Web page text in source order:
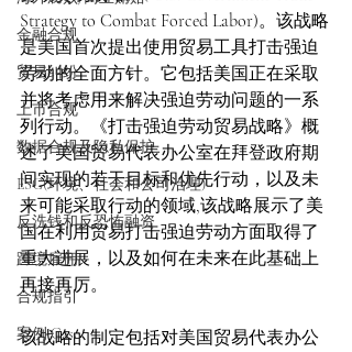
金融合规
贸易纠纷
上市合规
数据合规及隐私保护
ESG(环境、社会和公司治理)
反洗钱和反恐怖融资
跨境雇佣
合规指引
案例 Case
Strategy to Combat Forced Labor)。该战略
是美国首次提出使用贸易工具打击强迫
劳动的全面方针。它包括美国正在采取
并将考虑用来解决强迫劳动问题的一系
列行动。《打击强迫劳动贸易战略》概
述了美国贸易代表办公室在拜登政府期
间实现的若干目标和优先行动，以及未
来可能采取行动的领域,该战略展示了美
国在利用贸易打击强迫劳动方面取得了
重大进展，以及如何在未来在此基础上
再接再厉。
该战略的制定包括对美国贸易代表办公